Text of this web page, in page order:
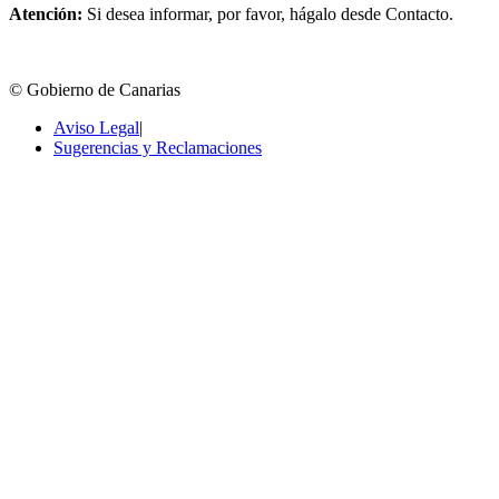
Atención: Si desea informar, por favor, hágalo desde Contacto.
© Gobierno de Canarias
Aviso Legal|
Sugerencias y Reclamaciones